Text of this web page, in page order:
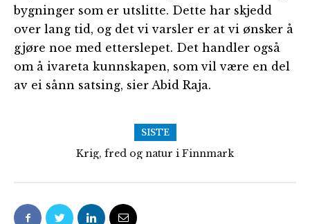
bygninger som er utslitte. Dette har skjedd
over lang tid, og det vi varsler er at vi ønsker å
gjøre noe med etterslepet. Det handler også
om å ivareta kunnskapen, som vil være en del
av ei sånn satsing, sier Abid Raja.
SISTE
Krig, fred og natur i Finnmark
Følg med på Frolands Verk